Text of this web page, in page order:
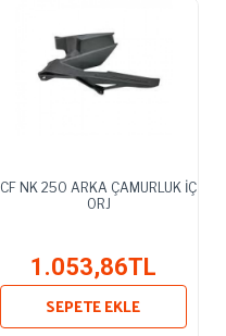
CF NK 250 ARKA ÇAMURLUK İÇ
ORJ
1.053,86TL
SEPETE EKLE